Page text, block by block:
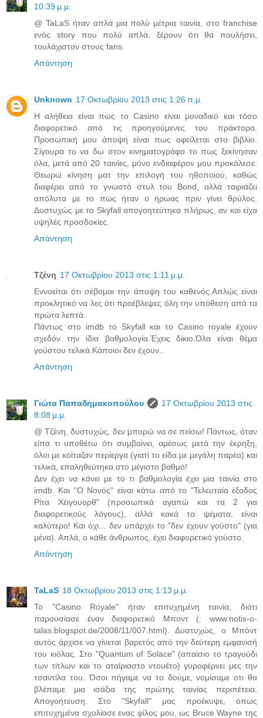
10:39 μ.μ.
@ TaLaS ήταν απλά μια πολύ μέτρια ταινία, στο franchise
ενός story που πολύ απλά, ξέρουν ότι θα πουλήσει,
τουλάχιστον στους fans.
Απάντηση
Unknown 17 Οκτωβρίου 2013 στις 1:26 π.μ.
Η αλήθεια είναι πως το Casino είναι μοναδικό και τόσο
διαφορετικό από τις προηγούμενες του πράκτορα.
Προσωπική μου άποψη είναι πως οφείλεται στο βιβλίο.
Σίγουρα το να δω στον κινηματογράφο το πως ξεκίνησαν
όλα, μετά από 20 ταινίες, μόνο ενδιαφέρον μου προκάλεσε.
Θεωρώ κίνηση ματ την επιλογή του ηθοποιού, καθώς
διαφέρει από το γνωστό στυλ του Bond, αλλά ταιριάζει
απόλυτα με το πως ήταν ο ήρωας πριν γίνει θρύλος.
Δυστυχώς με το Skyfall απογοητεύτηκα πλήρως, αν και είχα
υψηλές προσδοκίες.
Απάντηση
Τζένη 17 Οκτωβρίου 2013 στις 1:11 μ.μ.
Εννοείται ότι σέβομαι την άποψη του καθενός.Απλώς είναι
προκλητικό να λες ότι προέβλεψες όλη την υπόθεση από τα
πρώτα λεπτά.
Πάντως στο imdb το Skyfall και το Casino royale έχουν
σχεδόν την ίδια βαθμολογία.Έχεις δίκιο.Όλα είναι θέμα
γούστου τελικά.Κάποιοι δεν έχουν..
Απάντηση
Γιώτα Παπαδημακοπούλου
17 Οκτωβρίου 2013 στις
8:08 μ.μ.
@ Τζένη, δυστυχώς, δεν μπορώ να σε πείσω! Πάντως, όταν
είπα τι υποθέτω ότι συμβαίνει, αμέσως μετά την έκρηξη,
όλοι με κοίταζαν περίεργα (γιατί το είδα με μεγάλη παρέα) και
τελικά, επαληθεύτηκα στο μέγιστο βαθμό!
Δεν έχει να κάνει με το τι βαθμολογία έχει μια ταινία στο
imdb. Και "Ο Νονός" είναι κάτω από το "Τελευταία έξοδος
Ρίτα Χέιγουορθ" (προσωπικά αγαπώ και τα 2 για
διαφορετικούς λόγους), αλλά κακά τα ψέματα, είναι
καλύτερο! Και όχι... δεν υπάρχει το "δεν έχουν γούστο" (για
μένα). Απλά, ο κάθε άνθρωπος, έχει διαφορετικό γούστο.
Απάντηση
TaLaS 18 Οκτωβρίου 2013 στις 1:13 μ.μ.
Το "Casino Royale" ήταν επιτυχημένη ταινία, διότι
παρουσίασε έναν διαφορετικό Μποντ (: www.notis-o-
talas.blogspot.de/2008/11/007.html). Δυστυχώς, ο Μπόντ
αυτός άρχισε να γίνεται βαρετός από την δεύτερη εμφανισή
του κιόλας. Στο "Quantum of Solace" (απαίσιο το τραγούδι
των τίτλων και το αταίριαστο ντουέτο) γυροφέρνει μες την
τσαντίλα του. Όσοι πήγαμε να το δούμε, νομίσαμε οτι θα
βλέπαμε μια ισάξια της πρώτης ταινίας περιπέτεια.
Απογοήτευση. Στο "Skyfall" μας προέκυψε, όπως
επιτυχημένα σχολίασε ενας φίλος μου, ως Bruce Wayne της